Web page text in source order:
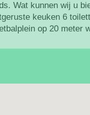
Wat kunnen wij u
keuken 6
op 20 meter